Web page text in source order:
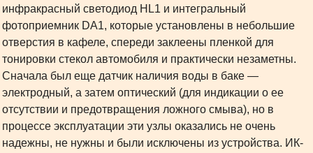
инфракрасный светодиод HL1 и интегральный
фотоприемник DA1, которые установлены в небольшие
отверстия в кафеле, спереди заклеены пленкой для
тонировки стекол автомобиля и практически незаметны.
Сначала был еще датчик наличия воды в баке —
электродный, а затем оптический (для индикации о ее
отсутствии и предотвращения ложного смыва), но в
процессе эксплуатации эти узлы оказались не очень
надежны, не нужны и были исключены из устройства. ИК-